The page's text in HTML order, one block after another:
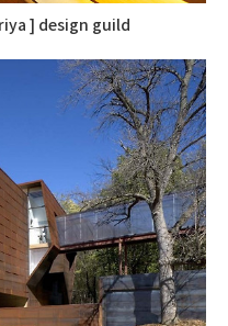
] design guild